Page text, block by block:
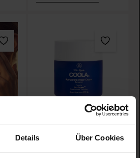
Details Über Cookies
SPF50